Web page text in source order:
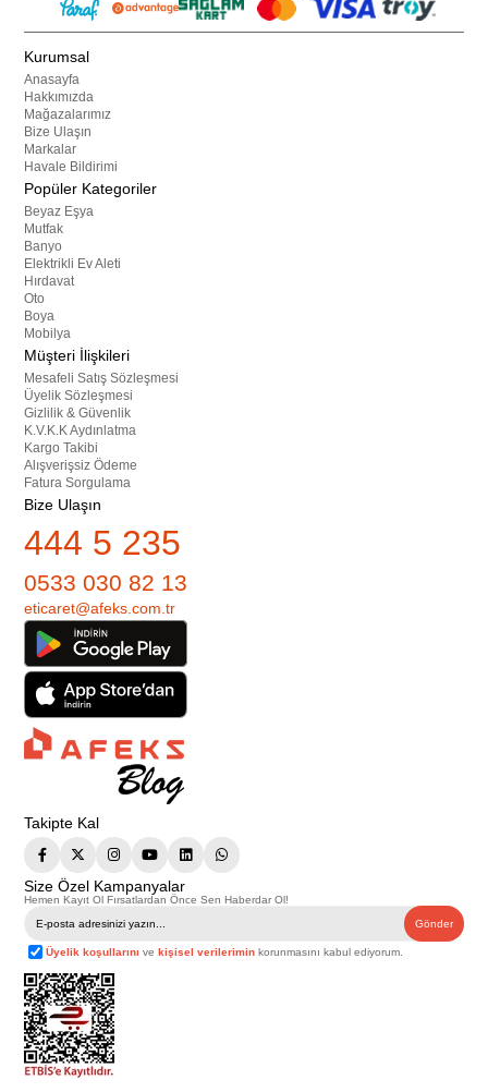
Kurumsal
Anasayfa
Hakkımızda
Mağazalarımız
Bize Ulaşın
Markalar
Havale Bildirimi
Popüler Kategoriler
Beyaz Eşya
Mutfak
Banyo
Elektrikli Ev Aleti
Hırdavat
Oto
Boya
Mobilya
Müşteri İlişkileri
Mesafeli Satış Sözleşmesi
Üyelik Sözleşmesi
Gizlilik & Güvenlik
K.V.K.K Aydınlatma
Kargo Takibi
Alışverişsiz Ödeme
Fatura Sorgulama
Bize Ulaşın
444 5 235
0533 030 82 13
eticaret@afeks.com.tr
Takipte Kal
Size Özel Kampanyalar
Hemen Kayıt Ol Fırsatlardan Önce Sen Haberdar Ol!
Gönder
Üyelik koşullarını vekişisel verilerimin korunmasını kabul ediyorum.